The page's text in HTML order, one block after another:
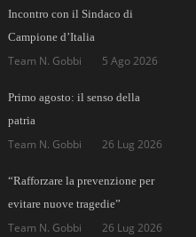
Incontro con il Sindaco di
Campione d’Italia
Team N. Gobbi 5 Ago 2026
Primo agosto: il senso della
patria
Team N. Gobbi 26 Lug 2026
“Rafforzare la prevenzione per
evitare nuove tragedie”
Team N. Gobbi 26 Lug 2026